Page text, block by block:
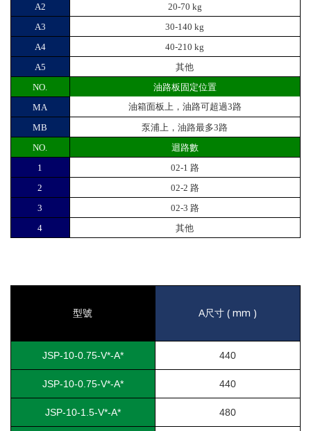
A2
20-70 kg
A3
30-140 kg
A4
40-210 kg
A5
其他
NO.
油路板固定位置
MA
油箱面板上，油路可超過3路
MB
泵浦上，油路最多3路
NO.
迴路數
1
02-1 路
2
02-2 路
3
02-3 路
4
其他
型號 A尺寸( mm )
JSP-10-0.75-V*-A* 440
JSP-10-0.75-V*-A* 440
JSP-10-1.5-V*-A* 480